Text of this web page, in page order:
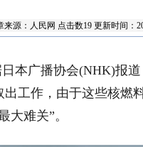
源： 人民网 点击数19 更新时间：
本广播协会(NHK)报
工作，由于这些核燃
大难关”。